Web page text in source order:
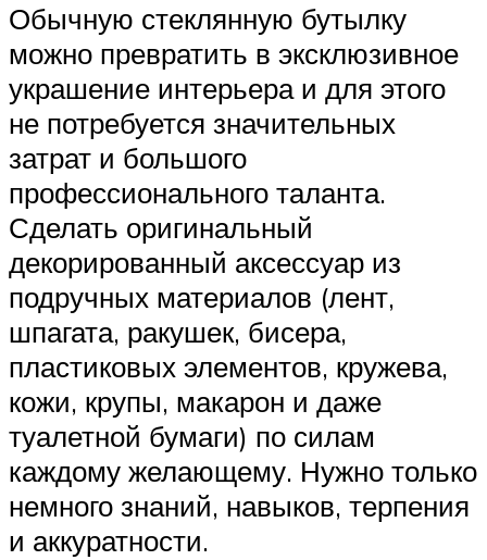
Обычную стеклянную бутылку
можно превратить в эксклюзивное
украшение интерьера и для этого
не потребуется значительных
затрат и большого
профессионального таланта.
Сделать оригинальный
декорированный аксессуар из
подручных материалов (лент,
шпагата, ракушек, бисера,
пластиковых элементов, кружева,
кожи, крупы, макарон и даже
туалетной бумаги) по силам
каждому желающему. Нужно только
немного знаний, навыков, терпения
и аккуратности.